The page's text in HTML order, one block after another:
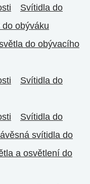
Svítidla do
do obýváku
do obývacího
Svítidla do
Svítidla do
svítidla do
a osvětlení do